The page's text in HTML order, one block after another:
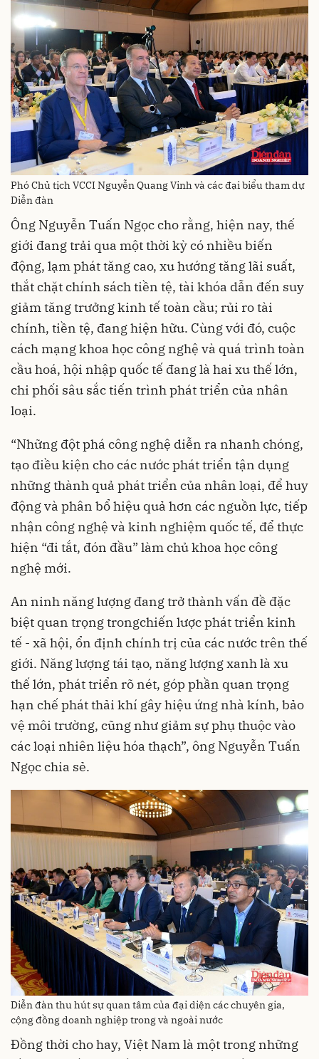
Phó Chủ tịch VCCI Nguyễn Quang Vinh và các đại biểu tham dự
Diễn đàn
Ông Nguyễn Tuấn Ngọc cho rằng, hiện nay, thế
giới đang trải qua một thời kỳ có nhiều biến
động, lạm phát tăng cao, xu hướng tăng lãi suất,
thắt chặt chính sách tiền tệ, tài khóa dẫn đến suy
giảm tăng trưởng kinh tế toàn cầu; rủi ro tài
chính, tiền tệ, đang hiện hữu. Cùng với đó, cuộc
cách mạng khoa học công nghệ và quá trình toàn
cầu hoá, hội nhập quốc tế đang là hai xu thế lớn,
chi phối sâu sắc tiến trình phát triển của nhân
loại.
“Những đột phá công nghệ diễn ra nhanh chóng,
tạo điều kiện cho các nước phát triển tận dụng
những thành quả phát triển của nhân loại, để huy
động và phân bổ hiệu quả hơn các nguồn lực, tiếp
nhận công nghệ và kinh nghiệm quốc tế, để thực
hiện “đi tắt, đón đầu” làm chủ khoa học công
nghệ mới.
An ninh năng lượng đang trở thành vấn đề đặc
biệt quan trọng trongchiến lược phát triển kinh
tế - xã hội, ổn định chính trị của các nước trên thế
giới. Năng lượng tái tạo, năng lượng xanh là xu
thế lớn, phát triển rõ nét, góp phần quan trọng
hạn chế phát thải khí gây hiệu ứng nhà kính, bảo
vệ môi trường, cũng như giảm sự phụ thuộc vào
các loại nhiên liệu hóa thạch”, ông Nguyễn Tuấn
Ngọc chia sẻ.
Diễn đàn thu hút sự quan tâm của đại diện các chuyên gia,
cộng đồng doanh nghiệp trong và ngoài nước
Đồng thời cho hay, Việt Nam là một trong những